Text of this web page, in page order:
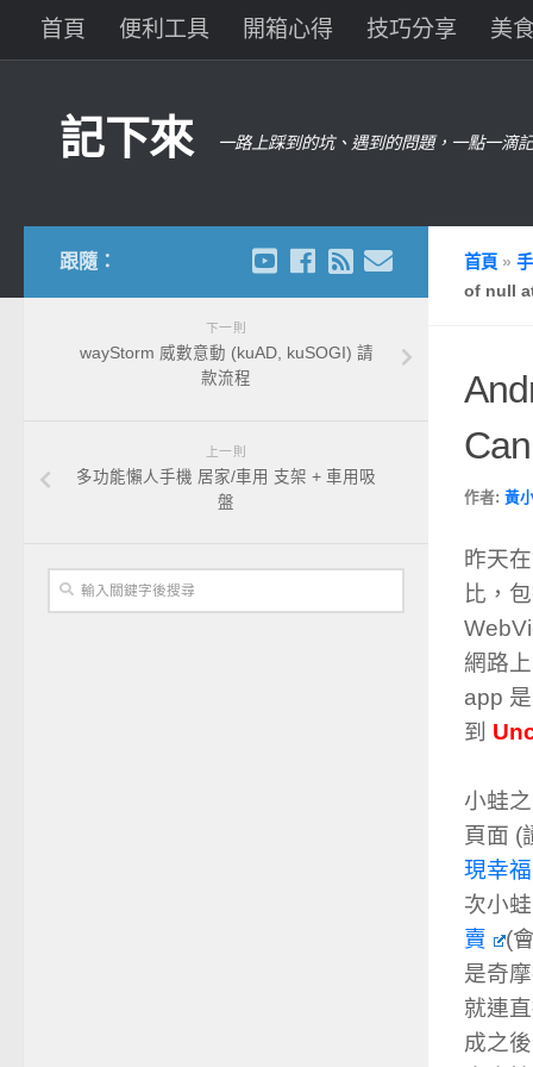
首頁 便利工具 開箱心得 技巧分享 美
記下來 一路上踩到的坑、遇到的問題，一點一滴
首頁 »
of null
作者: 黃
昨天
比，
網路
app
到
小蛙
頁面 (
現幸福
次小
賣
(
是奇
就連
成之
跟隨：
下一則
wayStorm 威數意動 (kuAD, kuSOGI) 請
款流程
上一則
多功能懶人手機 居家/車用 支架 + 車用吸
盤